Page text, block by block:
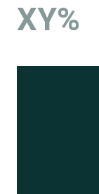
XY%